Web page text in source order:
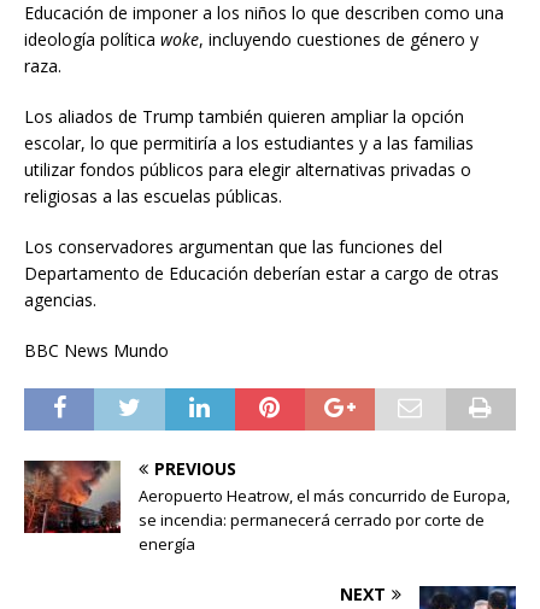
Educación de imponer a los niños lo que describen como una
ideología política woke, incluyendo cuestiones de género y
raza.
Los aliados de Trump también quieren ampliar la opción
escolar, lo que permitiría a los estudiantes y a las familias
utilizar fondos públicos para elegir alternativas privadas o
religiosas a las escuelas públicas.
Los conservadores argumentan que las funciones del
Departamento de Educación deberían estar a cargo de otras
agencias.
BBC News Mundo
PREVIOUS
Aeropuerto Heatrow, el más concurrido de Europa,
se incendia: permanecerá cerrado por corte de
energía
NEXT